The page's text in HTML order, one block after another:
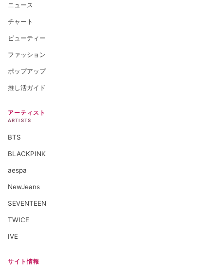
ニュース
チャート
ビューティー
ファッション
ポップアップ
推し活ガイド
アーティスト
ARTISTS
BTS
BLACKPINK
aespa
NewJeans
SEVENTEEN
TWICE
IVE
サイト情報